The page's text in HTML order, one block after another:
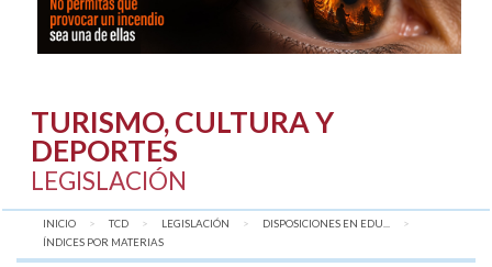
TURISMO, CULTURA Y
DEPORTES
LEGISLACIÓN
INICIO TCD LEGISLACIÓN
DISPOSICIONES EN EDU...
AQUÍ:
ÍNDICES POR MATERIAS